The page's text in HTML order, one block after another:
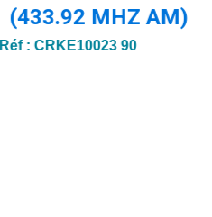
(433.92 MHZ AM)
Réf : CRKE10023 90